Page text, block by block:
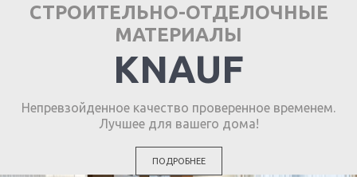
СТРОИТЕЛЬНО-ОТДЕЛОЧНЫЕ
МАТЕРИАЛЫ
KNAUF
Непревзойденное качество проверенное временем.
Лучшее для вашего дома!
ПОДРОБНЕЕ